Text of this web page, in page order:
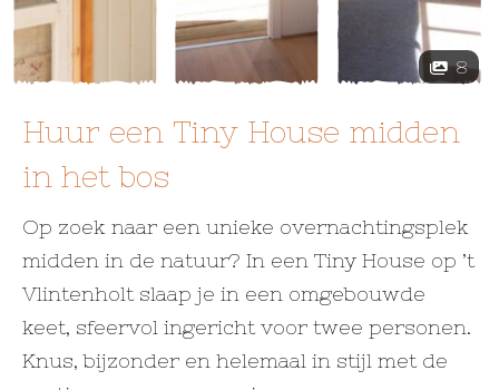
8
Huur een Tiny House midden
in het bos
Op zoek naar een unieke overnachtingsplek
midden in de natuur? In een Tiny House op ’t
Vlintenholt slaap je in een omgebouwde
keet, sfeervol ingericht voor twee personen.
Knus, bijzonder en helemaal in stijl met de